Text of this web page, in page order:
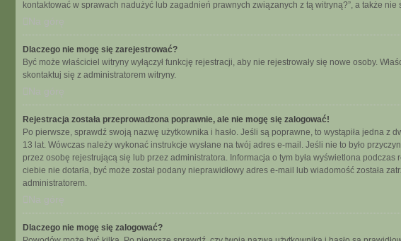
kontaktować w sprawach nadużyć lub zagadnień prawnych związanych z tą witryną?”, a także
Na górę
Dlaczego nie mogę się zarejestrować?
Być może właściciel witryny wyłączył funkcję rejestracji, aby nie rejestrowały się nowe osoby.
skontaktuj się z administratorem witryny.
Na górę
Rejestracja została przeprowadzona poprawnie, ale nie mogę się zalogować!
Po pierwsze, sprawdź swoją nazwę użytkownika i hasło. Jeśli są poprawne, to wystąpiła jedna
13 lat. Wówczas należy wykonać instrukcje wysłane na twój adres e-mail. Jeśli nie to było
przez osobę rejestrującą się lub przez administratora. Informacja o tym była wyświetlona
ciebie nie dotarła, być może został podany nieprawidłowy adres e-mail lub wiadomość została
administratorem.
Na górę
Dlaczego nie mogę się zalogować?